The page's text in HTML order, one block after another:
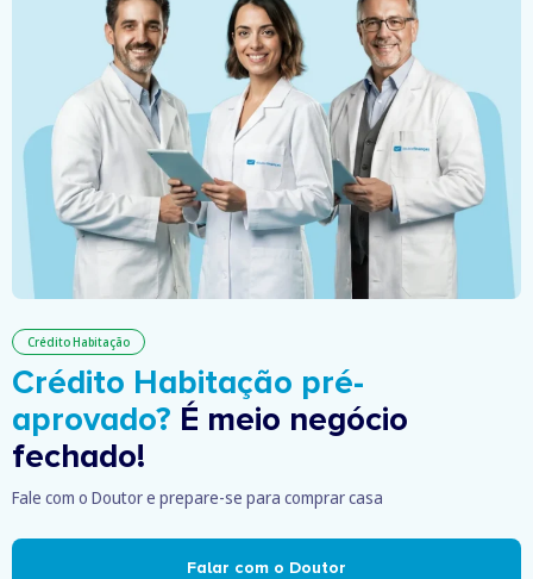
Crédito Habitação
Crédito Habitação pré-
aprovado? É meio negócio
fechado!
Fale com o Doutor e prepare-se para comprar casa
Falar com o Doutor